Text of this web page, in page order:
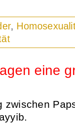
,
eine
zwischen